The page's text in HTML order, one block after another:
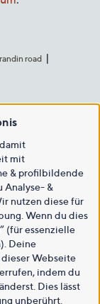
road
mit
& profilbildende
Analyse- &
nutzen diese für
Wenn du dies
(für essenzielle
Deine
Webseite
indem du
Dies lässt
unberührt.